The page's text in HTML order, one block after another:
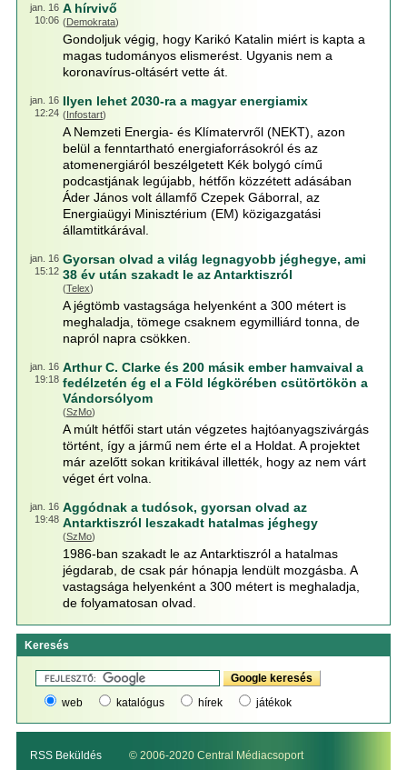
jan. 16
10:06
A hírvivő
(Demokrata)
Gondoljuk végig, hogy Karikó Katalin miért is kapta a
magas tudományos elismerést. Ugyanis nem a
koronavírus-oltásért vette át.
jan. 16
12:24
Ilyen lehet 2030-ra a magyar energiamix
(Infostart)
A Nemzeti Energia- és Klímatervről (NEKT), azon
belül a fenntartható energiaforrásokról és az
atomenergiáról beszélgetett Kék bolygó című
podcastjának legújabb, hétfőn közzétett adásában
Áder János volt államfő Czepek Gáborral, az
Energiaügyi Minisztérium (EM) közigazgatási
államtitkárával.
jan. 16
15:12
Gyorsan olvad a világ legnagyobb jéghegye, ami
38 év után szakadt le az Antarktiszról
(Telex)
A jégtömb vastagsága helyenként a 300 métert is
meghaladja, tömege csaknem egymilliárd tonna, de
napról napra csökken.
jan. 16
19:18
Arthur C. Clarke és 200 másik ember hamvaival a
fedélzetén ég el a Föld légkörében csütörtökön a
Vándorsólyom
(SzMo)
A múlt hétfői start után végzetes hajtóanyagszivárgás
történt, így a jármű nem érte el a Holdat. A projektet
már azelőtt sokan kritikával illették, hogy az nem várt
véget ért volna.
jan. 16
19:48
Aggódnak a tudósok, gyorsan olvad az
Antarktiszról leszakadt hatalmas jéghegy
(SzMo)
1986-ban szakadt le az Antarktiszról a hatalmas
jégdarab, de csak pár hónapja lendült mozgásba. A
vastagsága helyenként a 300 métert is meghaladja,
de folyamatosan olvad.
Keresés
web katalógus hírek játékok
RSS Beküldés © 2006-2020 Central Médiacsoport